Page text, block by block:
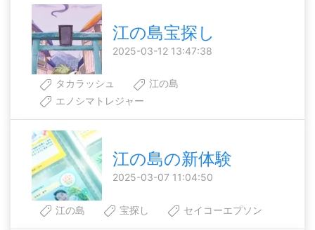
江の島宝探し
2025-03-12 13:47:38
タカラッシュ
江の島
エノシマトレジャー
江の島の新体験
2025-03-07 11:04:50
江の島 宝探し セイコーエプソン